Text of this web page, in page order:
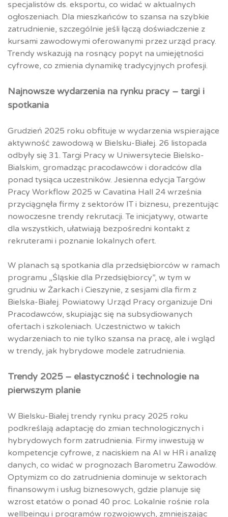
specjalistów ds. eksportu, co widać w aktualnych
ogłoszeniach. Dla mieszkańców to szansa na szybkie
zatrudnienie, szczególnie jeśli łączą doświadczenie z
kursami zawodowymi oferowanymi przez urząd pracy.
Trendy wskazują na rosnący popyt na umiejętności
cyfrowe, co zmienia dynamikę tradycyjnych profesji.
Najnowsze wydarzenia na rynku pracy – targi i
spotkania
Grudzień 2025 roku obfituje w wydarzenia wspierające
aktywność zawodową w Bielsku-Białej. 26 listopada
odbyły się 31. Targi Pracy w Uniwersytecie Bielsko-
Bialskim, gromadząc pracodawców i doradców dla
ponad tysiąca uczestników. Jesienna edycja Targów
Pracy Workflow 2025 w Cavatina Hall 24 września
przyciągnęła firmy z sektorów IT i biznesu, prezentując
nowoczesne trendy rekrutacji. Te inicjatywy, otwarte
dla wszystkich, ułatwiają bezpośredni kontakt z
rekruterami i poznanie lokalnych ofert.
W planach są spotkania dla przedsiębiorców w ramach
programu „Śląskie dla Przedsiębiorcy”, w tym w
grudniu w Żarkach i Cieszynie, z sesjami dla firm z
Bielska-Białej. Powiatowy Urząd Pracy organizuje Dni
Pracodawców, skupiając się na subsydiowanych
ofertach i szkoleniach. Uczestnictwo w takich
wydarzeniach to nie tylko szansa na pracę, ale i wgląd
w trendy, jak hybrydowe modele zatrudnienia.
Trendy 2025 – elastyczność i technologie na
pierwszym planie
W Bielsku-Białej trendy rynku pracy 2025 roku
podkreślają adaptację do zmian technologicznych i
hybrydowych form zatrudnienia. Firmy inwestują w
kompetencje cyfrowe, z naciskiem na AI w HR i analizę
danych, co widać w prognozach Barometru Zawodów.
Optymizm co do zatrudnienia dominuje w sektorach
finansowym i usług biznesowych, gdzie planuje się
wzrost etatów o ponad 40 proc. Lokalnie rośnie rola
wellbeingu i programów rozwojowych, zmniejszając